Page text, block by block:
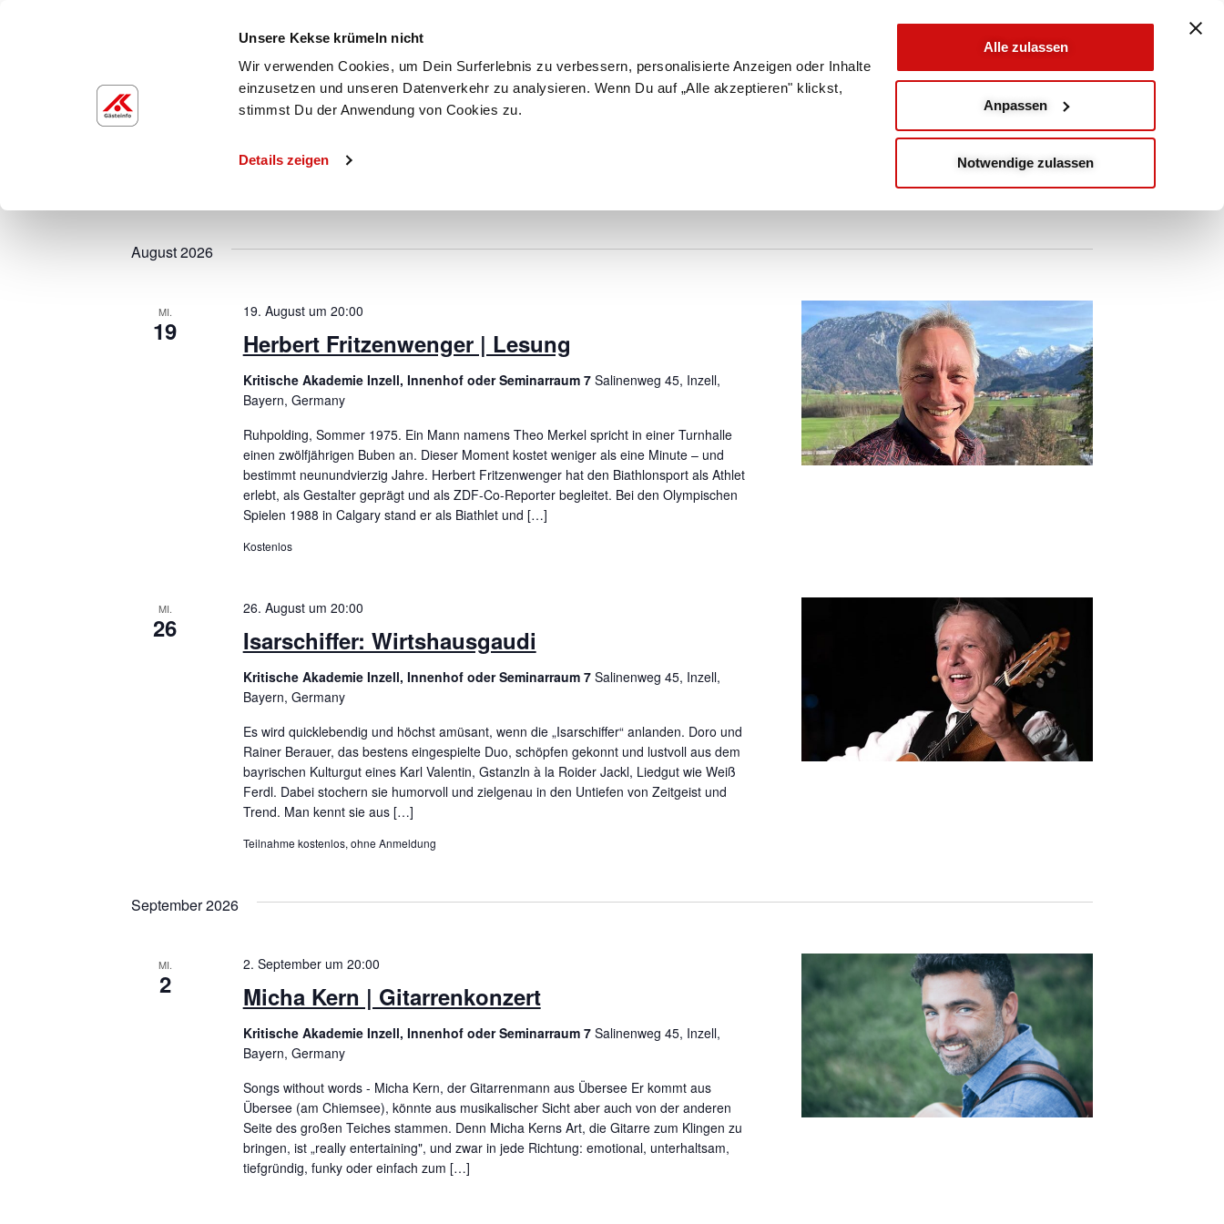
Unsere Kekse krümeln nicht
Wir verwenden Cookies, um Dein Surferlebnis zu verbessern, personalisierte Anzeigen oder Inhalte
einzusetzen und unseren Datenverkehr zu analysieren. Wenn Du auf „Alle akzeptieren" klickst,
stimmst Du der Anwendung von Cookies zu.
Details zeigen
Alle zulassen
Anpassen
Notwendige zulassen
Ansichten-
Navigation
Ansichten-
Navigation
Datum
August 2026
MI.
19 Herbert Fritzenwenger | Lesung
19. August um 20:00
Kritische Akademie Inzell, Innenhof oder Seminarraum 7 Salinenweg 45, Inzell,
Bayern, Germany
Ruhpolding, Sommer 1975. Ein Mann namens Theo Merkel spricht in einer Turnhalle
einen zwölfjährigen Buben an. Dieser Moment kostet weniger als eine Minute – und
bestimmt neunundvierzig Jahre. Herbert Fritzenwenger hat den Biathlonsport als Athlet
erlebt, als Gestalter geprägt und als ZDF-Co-Reporter begleitet. Bei den Olympischen
Spielen 1988 in Calgary stand er als Biathlet und […]
Kostenlos
MI.
26 Isarschiffer: Wirtshausgaudi
26. August um 20:00
Kritische Akademie Inzell, Innenhof oder Seminarraum 7 Salinenweg 45, Inzell,
Bayern, Germany
Es wird quicklebendig und höchst amüsant, wenn die „Isarschiffer“ anlanden. Doro und
Rainer Berauer, das bestens eingespielte Duo, schöpfen gekonnt und lustvoll aus dem
bayrischen Kulturgut eines Karl Valentin, Gstanzln à la Roider Jackl, Liedgut wie Weiß
Ferdl. Dabei stochern sie humorvoll und zielgenau in den Untiefen von Zeitgeist und
Trend. Man kennt sie aus […]
Teilnahme kostenlos, ohne Anmeldung
September 2026
MI.
2 Micha Kern | Gitarrenkonzert
2. September um 20:00
Kritische Akademie Inzell, Innenhof oder Seminarraum 7 Salinenweg 45, Inzell,
Bayern, Germany
Songs without words - Micha Kern, der Gitarrenmann aus Übersee Er kommt aus
Übersee (am Chiemsee), könnte aus musikalischer Sicht aber auch von der anderen
Seite des großen Teiches stammen. Denn Micha Kerns Art, die Gitarre zum Klingen zu
bringen, ist „really entertaining", und zwar in jede Richtung: emotional, unterhaltsam,
tiefgründig, funky oder einfach zum […]